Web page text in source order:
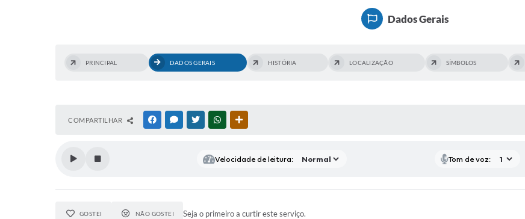
Dados Gerais
PRINCIPAL DADOS GERAIS HISTÓRIA LOCALIZAÇÃO SÍMBOLOS
COMPARTILHAR FACEBOOKMESSENGER
TWITTERWHATSAPP
Velocidade de leitura: Tom de voz:
GOSTEI NÃO GOSTEI Seja o primeiro a curtir este serviço.